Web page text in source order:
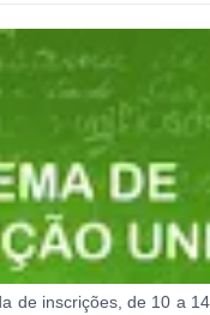
de inscrições, de 10 a